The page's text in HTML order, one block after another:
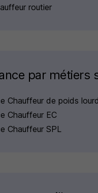
routier
par métiers
Chauffeur de poids lourd
Chauffeur EC
Chauffeur SPL